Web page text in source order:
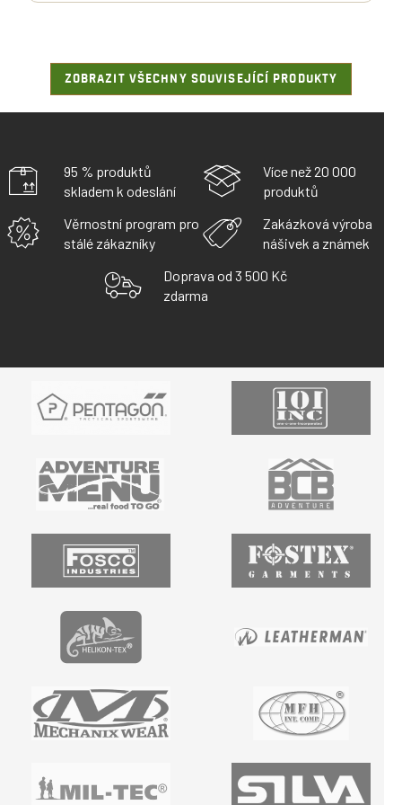
ZOBRAZIT VŠECHNY SOUVISEJÍCÍ PRODUKTY
95 % produktů
skladem k odeslání
Více než 20 000
produktů
Věrnostní program pro
stálé zákazníky
Zakázková výroba
nášivek a známek
Doprava od 3 500 Kč
zdarma